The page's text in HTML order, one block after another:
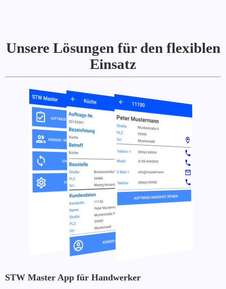
Unsere Lösungen für den flexiblen
Einsatz
STW Master App für Handwerker